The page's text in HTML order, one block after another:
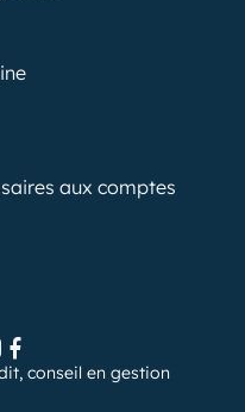
aux comptes
conseil en gestion